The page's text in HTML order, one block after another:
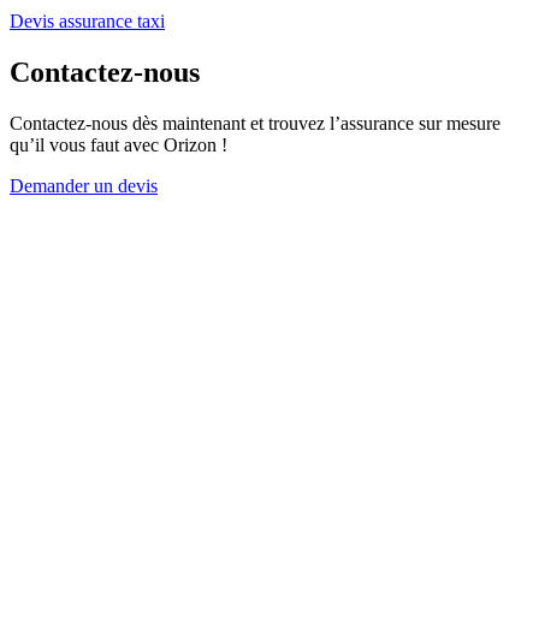
Devis assurance taxi
Contactez-nous
Contactez-nous dès maintenant et trouvez l’assurance sur mesure
qu’il vous faut avec Orizon !
Demander un devis